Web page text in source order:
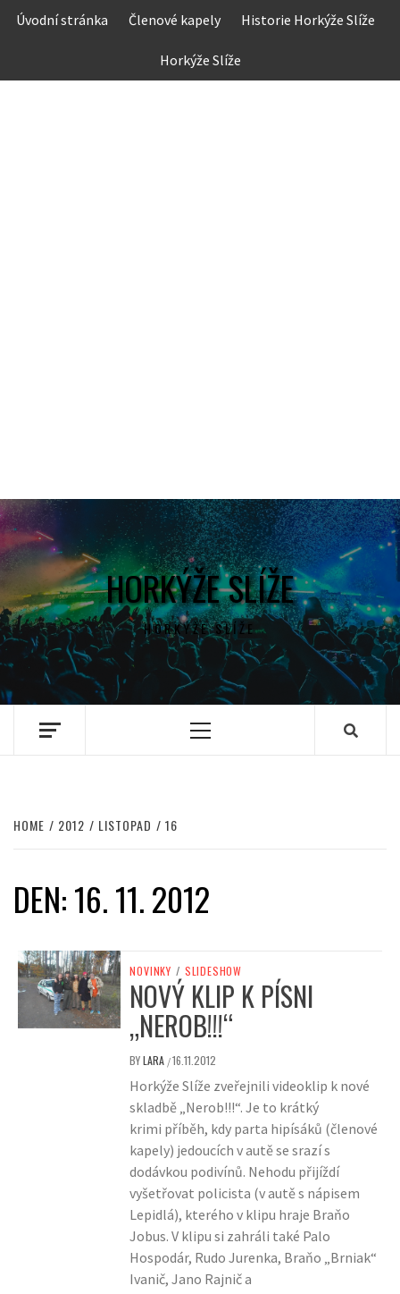
Skip
Úvodní stránka Členové kapely Historie Horkýže Slíže
Horkýže Slíže
HORKÝŽE SLÍŽE
HORKÝŽE SLÍŽE
Primary
HOME 2012 LISTOPAD 16
DEN:16. 11. 2012
NOVINKY / SLIDESHOW
NOVÝ KLIP K PÍSNI
„NEROB!!!“
BYLARA /16.11.2012
Horkýže Slíže zveřejnili videoklip k nové
skladbě „Nerob!!!“. Je to krátký
krimi příběh, kdy parta hipísáků (členové
kapely) jedoucích v autě se srazí s
dodávkou podivínů. Nehodu přijíždí
vyšetřovat policista (v autě s nápisem
Lepidlá), kterého v klipu hraje Braňo
Jobus. V klipu si zahráli také Palo
Hospodár, Rudo Jurenka, Braňo „Brniak“
Ivanič, Jano Rajnič a